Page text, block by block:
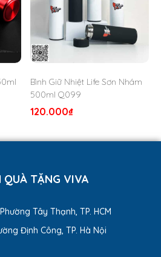
Séc
giữ nóng 6 – 8 tiếng, giữ lạnh lên
ăn mòn, an toàn cho sức
Bình Giữ Nhiệt Life Sơn Nhám
500ml Q099
120.000₫
QUÀ TẶNG VIVA
Tây Thạnh, TP. HCM
Định Công, TP. Hà Nội